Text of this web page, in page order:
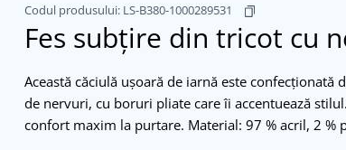
Codul produsului: LS-B380-1000289531
Fes subțire din tricot cu
Această căciulă ușoară de iarnă este
de nervuri, cu boruri pliate care îi accentuează
confort maxim la purtare. Material: 97 % acril, 2 %